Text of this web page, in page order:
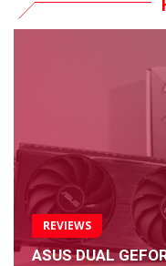
REVIEWS
ASUS DUAL